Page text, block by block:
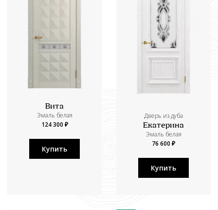
Вита
Эмаль белая
124 300 ₽
Купить
Дверь из дуба
Екатерина
Эмаль белая
76 600 ₽
Купить